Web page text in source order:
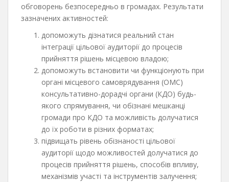
обговорень безпосередньо в громадах. Результати
зазначених активностей:
допоможуть дізнатися реальний стан
інтеграції цільової аудиторії до процесів
прийняття рішень місцевою владою;
допоможуть встановити чи функціонують при
органі місцевого самоврядування (ОМС)
консультативно-дорадчі органи (КДО) будь-
якого спрямування, чи обізнані мешканці
громади про КДО та можливість долучатися
до їх роботи в різних форматах;
підвищать рівень обізнаності цільової
аудиторії щодо можливостей долучатися до
процесів прийняття рішень, способів впливу,
механізмів участі та інструментів залучення;